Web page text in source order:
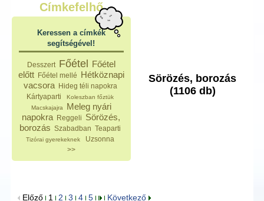
Címkefelhő
Keressen a címkék
segítségével!
Desszert Főétel
Főétel
előtt Főétel mellé Hétköznapi
vacsora Hideg téli napokra
Kártyaparti
Koleszban főztük
Macskajajra
Meleg nyári
napokra Reggeli Sörözés,
borozás Szabadban Teaparti
Tizórai gyerekeknek
Uzsonna
>>
Sörözés, borozás
(1106 db)
Előző 1 2 3 4 5 Következő